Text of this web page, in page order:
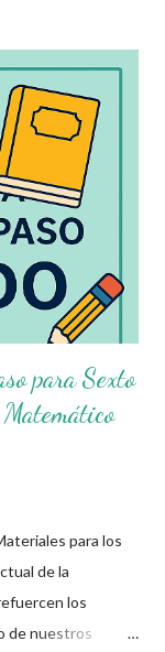
para niños .
con recursos
es
unas
Grado de
cuales abarcan los
para Sexto
para los
de la
los
de nuestros